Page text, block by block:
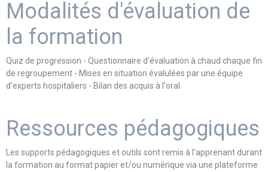
Modalités d'évaluation de
la formation
Quiz de progression - Questionnaire d'évaluation à chaud chaque fin
de regroupement - Mises en situation évalulées par une équipe
d'experts hospitaliers - Bilan des acquis à l'oral
Ressources pédagogiques
Les supports pédagogiques et outils sont remis à l'apprenant durant
la formation au format papier et/ou numérique via une plateforme